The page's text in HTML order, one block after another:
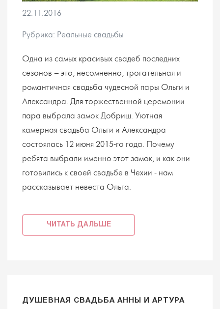
22.11.2016
Рубрика: Реальные свадьбы
Одна из самых красивых свадеб последних
сезонов – это, несомненно, трогательная и
романтичная свадьба чудесной пары Ольги и
Александра. Для торжественной церемонии
пара выбрала замок Добриш. Уютная
камерная свадьба Ольги и Александра
состоялась 12 июня 2015-го года. Почему
ребята выбрали именно этот замок, и как они
готовились к своей свадьбе в Чехии - нам
рассказывает невеста Ольга.
ЧИТАТЬ ДАЛЬШЕ
ДУШЕВНАЯ СВАДЬБА АННЫ И АРТУРА